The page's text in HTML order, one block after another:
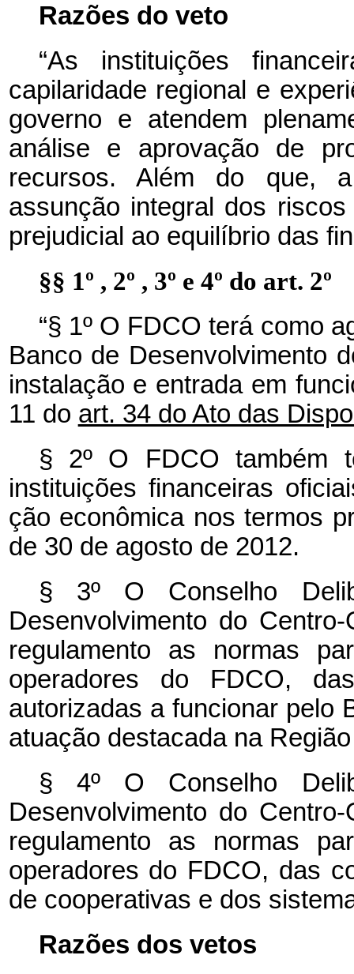
Razões do veto
“As instituições
capilaridade regional e
governo e atendem
análise e aprovação de
recursos. Além do que,
assunção integral dos
prejudicial ao equilíbrio das
§§ 1º , 2º , 3º e 4º do art. 2º
“§ 1º O FDCO terá como
Banco de Desenvolvimento
instalação e entrada em
11 do art. 34 do Ato das
§ 2º O FDCO também
instituições financeiras
ção econômica nos termos
de 30 de agosto de 2012.
§ 3º O Conselho
Desenvolvimento do
regulamento as normas
operadores do FDCO,
autorizadas a funcionar pelo
atuação destacada na
§ 4º O Conselho
Desenvolvimento do
regulamento as normas
operadores do FDCO, das
de cooperativas e dos
Razões dos vetos